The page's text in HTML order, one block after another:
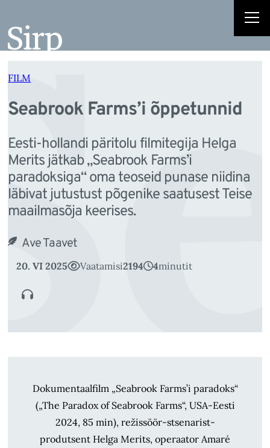
juurde
FILM
Seabrook Farms’i õppetunnid
Eesti-hollandi päritolu filmitegija Helga
Merits jätkab „Seabrook Farms’i
paradoksiga“ oma teoseid punase niidina
läbivat jutustust põgenike saatusest Teise
maailmasõja keerises.
Ave Taavet
20. VI 2025 Vaatamisi2194 4minutit
Dokumentaalfilm „Seabrook Farms’i paradoks“
(„The Paradox of Seabrook Farms“, USA-Eesti
2024, 85 min), režissöör-stsenarist-
produtsent Helga Merits, operaator Amaré